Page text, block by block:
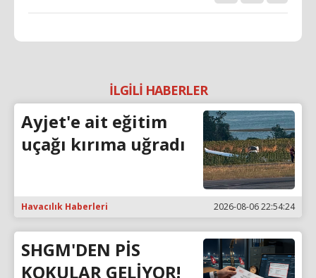
İLGİLİ HABERLER
Ayjet'e ait eğitim
uçağı kırıma uğradı
Havacılık Haberleri 2026-08-06 22:54:24
SHGM'DEN PİS
KOKULAR GELİYOR!